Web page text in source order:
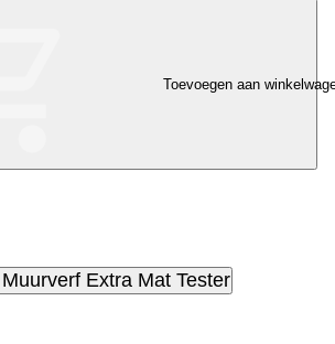
Toevoegen aan
Extra Mat Tester